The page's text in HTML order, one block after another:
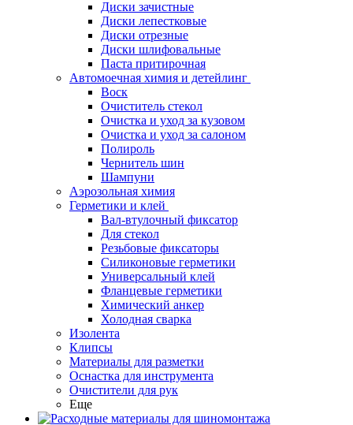
Диски зачистные
Диски лепестковые
Диски отрезные
Диски шлифовальные
Паста притирочная
Автомоечная химия и детейлинг
Воск
Очиститель стекол
Очистка и уход за кузовом
Очистка и уход за салоном
Полироль
Чернитель шин
Шампуни
Аэрозольная химия
Герметики и клей
Вал-втулочный фиксатор
Для стекол
Резьбовые фиксаторы
Силиконовые герметики
Универсальный клей
Фланцевые герметики
Химический анкер
Холодная сварка
Изолента
Клипсы
Материалы для разметки
Оснастка для инструмента
Очистители для рук
Еще